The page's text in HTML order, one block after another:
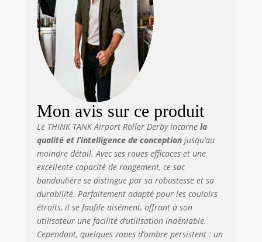
bagage à main
Design ultra léger
ne pèse que 3,4 kg.
(3,4 kg), gardant
votre sac sous des
restrictions de
portable peut
étendre les
dimensions
extérieures du
rouleau La poche
avant peut
contenir un
ordinateur
portable jusqu'à
17" et une tablette
de 10" -
L'ordinateur
Mon avis sur ce produit
Le THINK TANK Airport Roller Derby incarne la
qualité et l’intelligence de conceptionjusqu’au
moindre détail. Avec ses roues efficaces et une
excellente capacité de rangement, ce sac
bandoulière se distingue par sa robustesse et sa
durabilité. Parfaitement adapté pour les couloirs
étroits, il se faufile aisément, offrant à son
utilisateur une facilité d’utilisation indéniable.
Cependant, quelques zones d’ombre persistent : un